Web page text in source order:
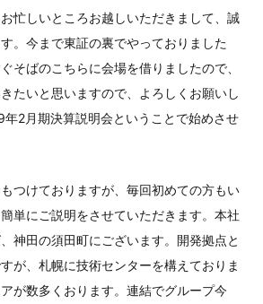
お忙しいところお越しいただきまして、誠
。今まで東証の裏でやっておりました
そばのこちらに会場を借りましたので、
たいと思いますので、よろしくお願いし
年2月期決算説明会ということで始めさせ
つけておりますが、毎回初めての方もい
単にご説明をさせていただきます。本社
神田の須田町にございます。開発拠点と
が、札幌に技術センターを構えておりま
が数多くおります。連結でグループ今